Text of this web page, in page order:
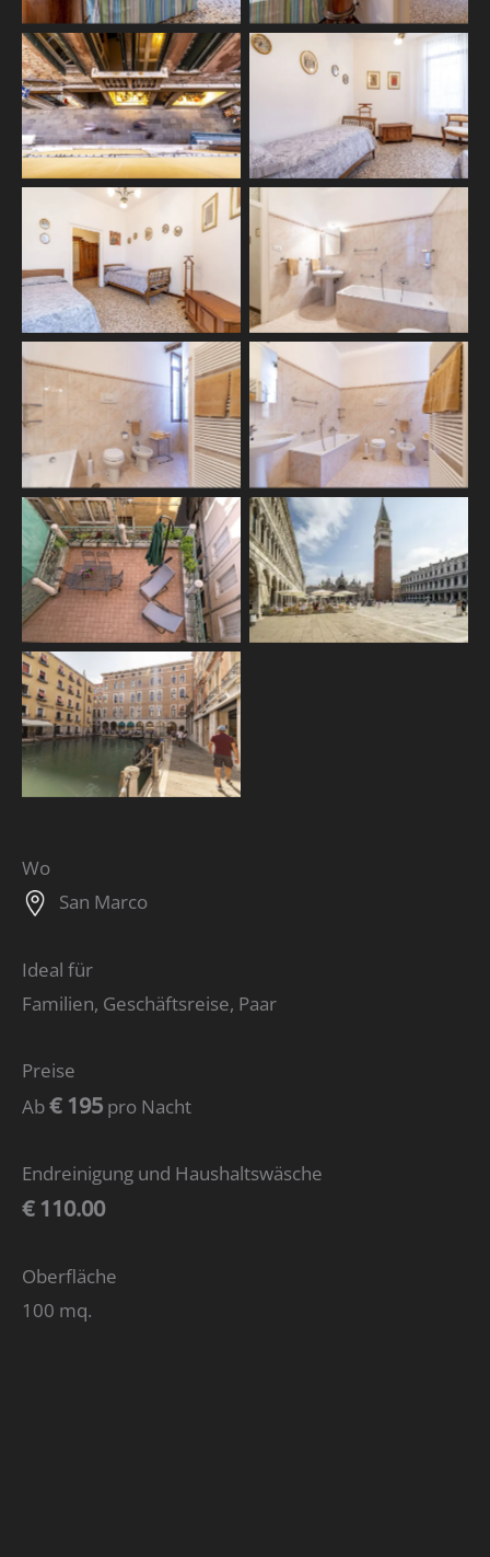
Wo
San Marco
Ideal für
Familien, Geschäftsreise, Paar
Preise
Ab€ 195 pro Nacht
Endreinigung und Haushaltswäsche
€ 110.00
Oberfläche
100 mq.